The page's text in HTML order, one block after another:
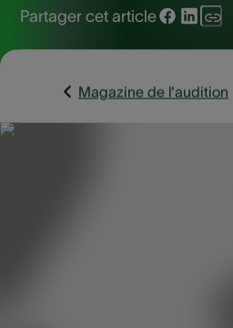
Partager cet article
Magazine de l'audition